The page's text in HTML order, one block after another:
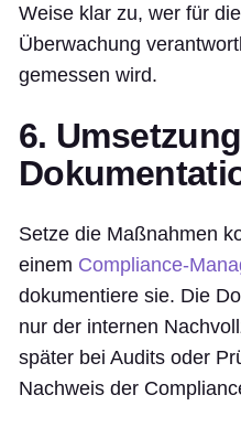
Weise klar zu, wer für
Überwachung
gemessen wird.
6.
Setze die Maßnahmen
einem Compliance-
dokumentiere sie. Die
nur der internen
später bei Audits oder
Nachweis der